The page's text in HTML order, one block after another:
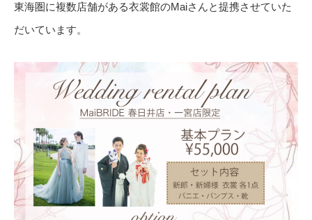
東海圏に複数店舗がある衣裳館のMaiさんと提携させていた
だいています。